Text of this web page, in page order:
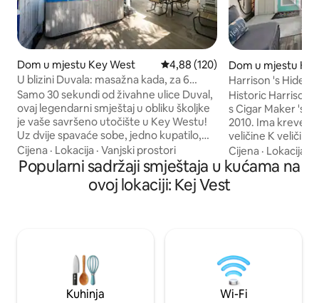
Dom u mjestu Key West Prosječna ocjena: 4,88 od 5,
4,88 (120)
U blizini Duvala: masažna kada, za 6
osoba, vrhunska lokacija
Samo 30 sekundi od živahne ulice Duval,
ovaj legendarni smještaj u obliku školjke
je vaše savršeno utočište u Key Westu!
Uz dvije spavaće sobe, jedno kupatilo,
potpuno opremljenu kuhinju i privatne
pogodnosti na otvorenom, kao što su
masažna kada, terasa za sunčanje na
drugom spratu i vanjski tuš, imat ćete
sada i uživajte u životu na otoku! Ne
zaboravite kliknuti na ♥ da biste ga
sačuvali za kasnije.
Cijena · Lokacija · Vanjski prostori
Dom u mjestu
Harrison 's
Sofa!
Historic Harrison
s Cigar Maker 's
2010. Ima krevet od memorijske pjene
veličine K veličine
prilagođeni kauč
kuhinju s
šporet s 2
ispod pulta,
Savršeno za par
Svježe obojano
na plantažama.
Cijena · Lokacija
Popularni sadržaji smještaja u kućama na
ovoj lokaciji: Kej Vest
Kuhinja Wi-Fi